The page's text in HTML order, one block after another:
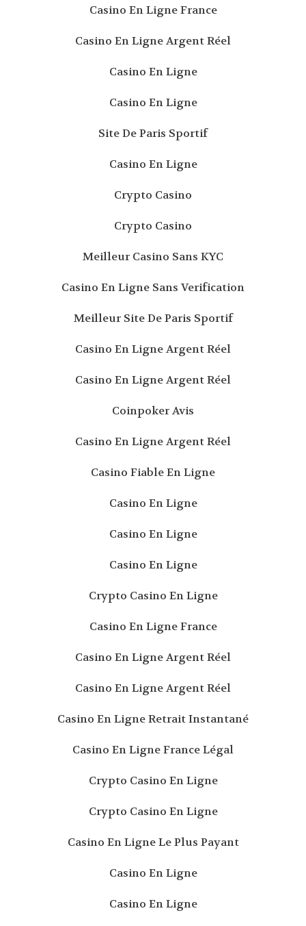
Casino En Ligne France
Casino En Ligne Argent Réel
Casino En Ligne
Casino En Ligne
Site De Paris Sportif
Casino En Ligne
Crypto Casino
Crypto Casino
Meilleur Casino Sans KYC
Casino En Ligne Sans Verification
Meilleur Site De Paris Sportif
Casino En Ligne Argent Réel
Casino En Ligne Argent Réel
Coinpoker Avis
Casino En Ligne Argent Réel
Casino Fiable En Ligne
Casino En Ligne
Casino En Ligne
Casino En Ligne
Crypto Casino En Ligne
Casino En Ligne France
Casino En Ligne Argent Réel
Casino En Ligne Argent Réel
Casino En Ligne Retrait Instantané
Casino En Ligne France Légal
Crypto Casino En Ligne
Crypto Casino En Ligne
Casino En Ligne Le Plus Payant
Casino En Ligne
Casino En Ligne